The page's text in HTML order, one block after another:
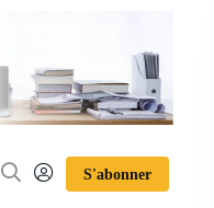
S'abonner